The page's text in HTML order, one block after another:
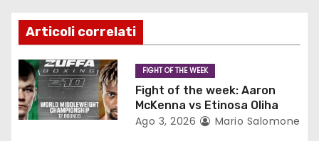
z
i
o
n
Articoli correlati
FIGHT OF THE WEEK
Fight of the week: Aaron
McKenna vs Etinosa Oliha
Ago 3, 2026 Mario Salomone